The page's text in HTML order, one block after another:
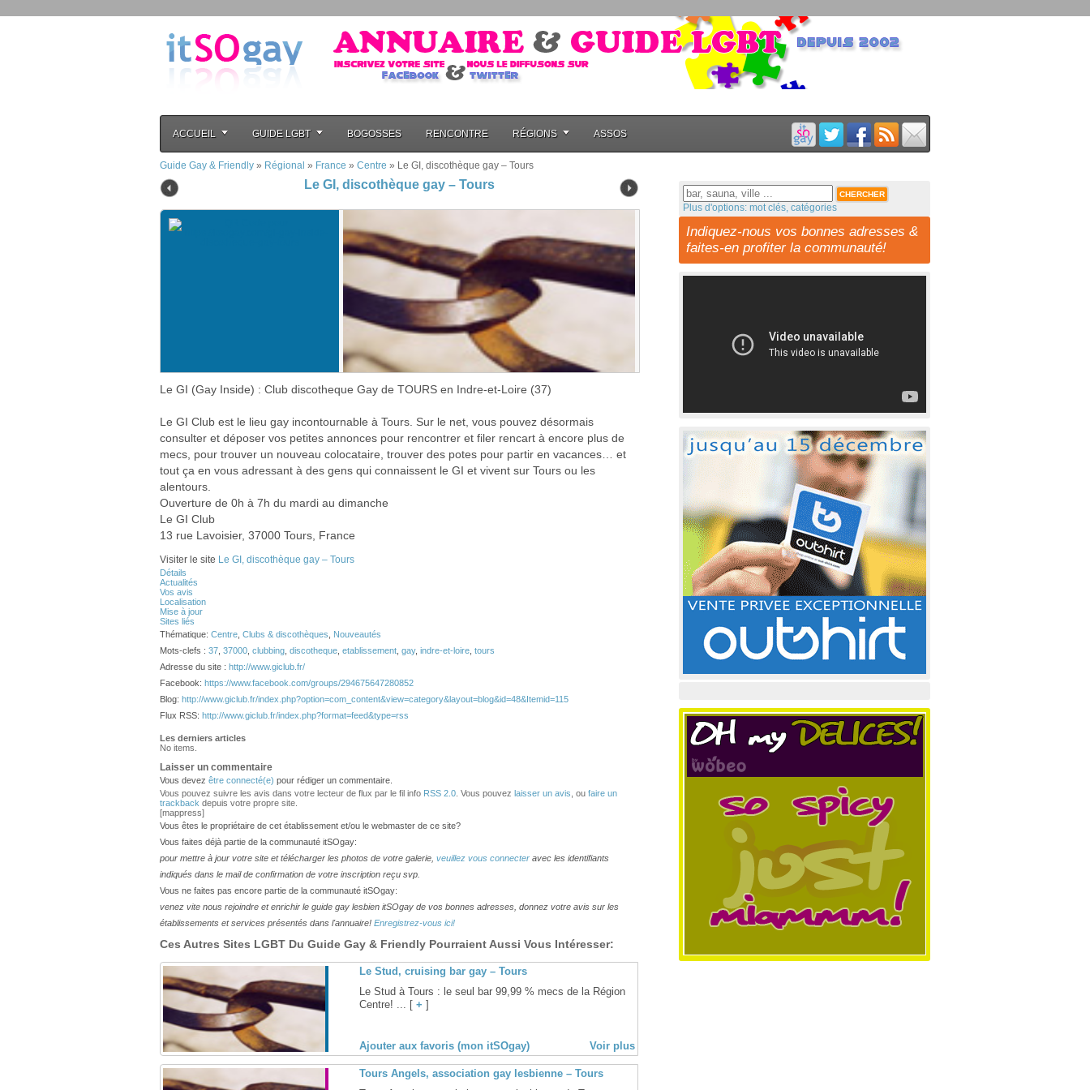
ACCUEIL GUIDE LGBT BOGOSSES RENCONTRE RÉGIONS ASSOS
Guide Gay & Friendly » Régional » France » Centre » Le GI, discothèque gay – Tours
Le GI, discothèque gay – Tours
Le GI (Gay Inside) : Club discotheque Gay de TOURS en Indre-et-Loire (37)
Le GI Club est le lieu gay incontournable à Tours. Sur le net, vous pouvez désormais
consulter et déposer vos petites annonces pour rencontrer et filer rencart à encore plus de
mecs, pour trouver un nouveau colocataire, trouver des potes pour partir en vacances… et
tout ça en vous adressant à des gens qui connaissent le GI et vivent sur Tours ou les
alentours.
Ouverture de 0h à 7h du mardi au dimanche
Le GI Club
13 rue Lavoisier, 37000 Tours, France
Visiter le site Le GI, discothèque gay – Tours
Détails
Actualités
Vos avis
Localisation
Mise à jour
Sites liés
Thématique: Centre Clubs & discothèques
Nouveautés
Mots-clefs : 37 37000 clubbing discotheque etablissement gay, indre-et-loire tours
Adresse du site : http://www.giclub.fr/
Facebook: https://www.facebook.com/groups/294675647280852
Blog: http://www.giclub.fr/index.php?option=com_content&view=category&layout=blog&id=48&Itemid=115
Flux RSS: http://www.giclub.fr/index.php?format=feed&type=rss
Les derniers articles
No items.
Laisser un commentaire
Vous devez être connecté(e) pour rédiger un commentaire.
Vous pouvez suivre les avis dans votre lecteur de flux par le fil info RSS 2.0 . Vous pouvez laisser un avis , ou faire un
trackback depuis votre propre site.
[mappress]
Vous êtes le propriétaire de cet établissement et/ou le webmaster de ce site?
Vous faites déjà partie de la communauté itSOgay:
pour mettre à jour votre site et télécharger les photos de votre galerie, veuillez vous connecter avec les identifiants
indiqués dans le mail de confirmation de votre inscription reçu svp.
Vous ne faites pas encore partie de la communauté itSOgay:
venez vite nous rejoindre et enrichir le guide gay lesbien itSOgay de vos bonnes adresses, donnez votre avis sur les
établissements et services présentés dans l'annuaire! Enregistrez-vous ici!
Ces Autres Sites LGBT Du Guide Gay & Friendly Pourraient Aussi Vous Intéresser:
Le Stud, cruising bar gay – Tours
Le Stud à Tours : le seul bar 99,99 % mecs de la Région
Centre! ... [ + ]
Ajouter aux favoris (mon itSOgay) Voir plus
Tours Angels, association gay lesbienne – Tours
Plus d'options: mot clés, catégories
Indiquez-nous vos bonnes adresses &
faites-en profiter la communauté!